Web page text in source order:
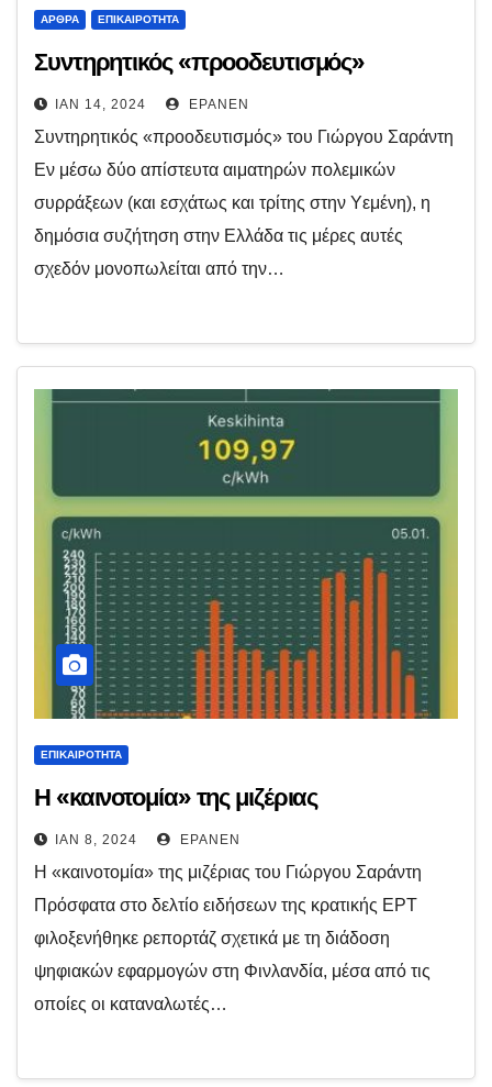
ΆΡΘΡΑ ΕΠΙΚΑΙΡΌΤΗΤΑ
Συντηρητικός «προοδευτισμός»
ΙΑΝ 14, 2024 EPANEN
Συντηρητικός «προοδευτισμός» του Γιώργου Σαράντη
Εν μέσω δύο απίστευτα αιματηρών πολεμικών
συρράξεων (και εσχάτως και τρίτης στην Υεμένη), η
δημόσια συζήτηση στην Ελλάδα τις μέρες αυτές
σχεδόν μονοπωλείται από την…
ΕΠΙΚΑΙΡΌΤΗΤΑ
Η «καινοτομία» της μιζέριας
ΙΑΝ 8, 2024 EPANEN
Η «καινοτομία» της μιζέριας του Γιώργου Σαράντη
Πρόσφατα στο δελτίο ειδήσεων της κρατικής ΕΡΤ
φιλοξενήθηκε ρεπορτάζ σχετικά με τη διάδοση
ψηφιακών εφαρμογών στη Φινλανδία, μέσα από τις
οποίες οι καταναλωτές…